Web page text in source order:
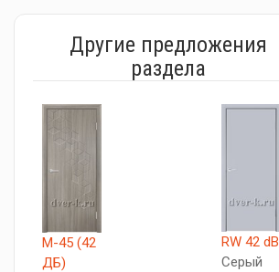
Другие предложения
раздела
М-45 (42
ДБ)
RW 42 dB
Серый